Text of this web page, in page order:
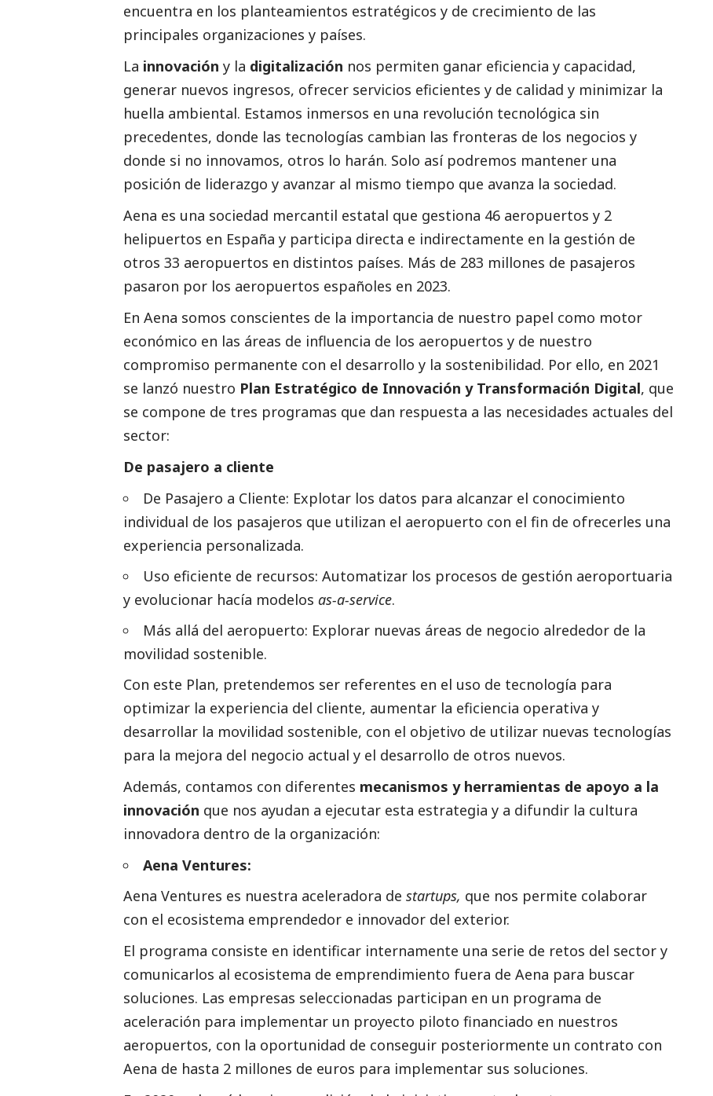
encuentra en los planteamientos estratégicos y de crecimiento de las
principales organizaciones y países.
La innovación y la digitalización nos permiten ganar eficiencia y capacidad,
generar nuevos ingresos, ofrecer servicios eficientes y de calidad y minimizar la
huella ambiental. Estamos inmersos en una revolución tecnológica sin
precedentes, donde las tecnologías cambian las fronteras de los negocios y
donde si no innovamos, otros lo harán. Solo así podremos mantener una
posición de liderazgo y avanzar al mismo tiempo que avanza la sociedad.
Aena es una sociedad mercantil estatal que gestiona 46 aeropuertos y 2
helipuertos en España y participa directa e indirectamente en la gestión de
otros 33 aeropuertos en distintos países. Más de 283 millones de pasajeros
pasaron por los aeropuertos españoles en 2023.
En Aena somos conscientes de la importancia de nuestro papel como motor
económico en las áreas de influencia de los aeropuertos y de nuestro
compromiso permanente con el desarrollo y la sostenibilidad. Por ello, en 2021
se lanzó nuestro Plan Estratégico de Innovación y Transformación Digital, que
se compone de tres programas que dan respuesta a las necesidades actuales del
sector:
De pasajero a cliente
De Pasajero a Cliente: Explotar los datos para alcanzar el conocimiento
individual de los pasajeros que utilizan el aeropuerto con el fin de ofrecerles una
experiencia personalizada.
Uso eficiente de recursos: Automatizar los procesos de gestión aeroportuaria
y evolucionar hacía modelos as-a-service.
Más allá del aeropuerto: Explorar nuevas áreas de negocio alrededor de la
movilidad sostenible.
Con este Plan, pretendemos ser referentes en el uso de tecnología para
optimizar la experiencia del cliente, aumentar la eficiencia operativa y
desarrollar la movilidad sostenible, con el objetivo de utilizar nuevas tecnologías
para la mejora del negocio actual y el desarrollo de otros nuevos.
Además, contamos con diferentes mecanismos y herramientas de apoyo a la
innovación que nos ayudan a ejecutar esta estrategia y a difundir la cultura
innovadora dentro de la organización:
Aena Ventures:
Aena Ventures es nuestra aceleradora de startups, que nos permite colaborar
con el ecosistema emprendedor e innovador del exterior.
El programa consiste en identificar internamente una serie de retos del sector y
comunicarlos al ecosistema de emprendimiento fuera de Aena para buscar
soluciones. Las empresas seleccionadas participan en un programa de
aceleración para implementar un proyecto piloto financiado en nuestros
aeropuertos, con la oportunidad de conseguir posteriormente un contrato con
Aena de hasta 2 millones de euros para implementar sus soluciones.